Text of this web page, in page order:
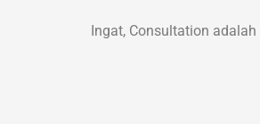
Ingat, Consultation adalah